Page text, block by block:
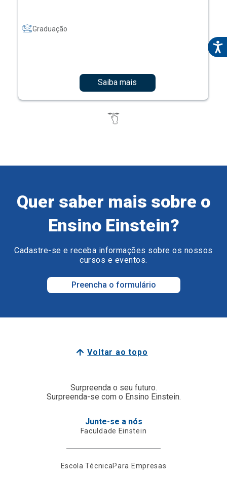
Graduação
Saiba mais
Quer saber mais sobre o
Ensino Einstein?
Cadastre-se e receba informações sobre os nossos
cursos e eventos.
Preencha o formulário
Voltar ao topo
Surpreenda o seu futuro.
Surpreenda-se com o Ensino Einstein.
Junte-se a nós
Faculdade Einstein
Escola TécnicaPara Empresas